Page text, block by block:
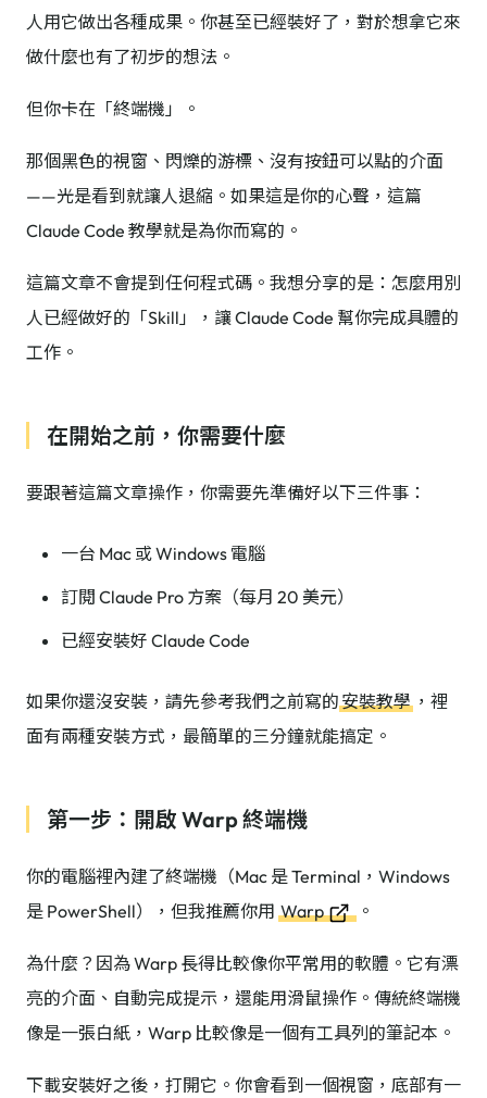
人用它做出各種成果。你甚至已經裝好了，對於想拿它來
做什麼也有了初步的想法。
但你卡在「終端機」。
那個黑色的視窗、閃爍的游標、沒有按鈕可以點的介面
——光是看到就讓人退縮。如果這是你的心聲，這篇
Claude Code 教學就是為你而寫的。
這篇文章不會提到任何程式碼。我想分享的是：怎麼用別
人已經做好的「Skill」，讓 Claude Code 幫你完成具體的
工作。
在開始之前，你需要什麼
要跟著這篇文章操作，你需要先準備好以下三件事：
一台 Mac 或 Windows 電腦
訂閱 Claude Pro 方案（每月 20 美元）
已經安裝好 Claude Code
如果你還沒安裝，請先參考我們之前寫的安裝教學 ，裡
面有兩種安裝方式，最簡單的三分鐘就能搞定。
第一步：開啟 Warp 終端機
你的電腦裡內建了終端機（Mac 是 Terminal，Windows
是 PowerShell），但我推薦你用 Warp 。
為什麼？因為 Warp 長得比較像你平常用的軟體。它有漂
亮的介面、自動完成提示，還能用滑鼠操作。傳統終端機
像是一張白紙，Warp 比較像是一個有工具列的筆記本。
下載安裝好之後，打開它。你會看到一個視窗，底部有一